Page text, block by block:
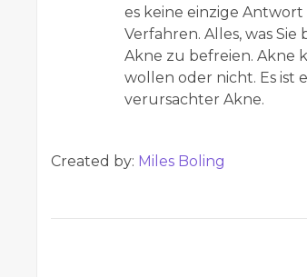
es keine einzige
Verfahren. Alles, was
Akne zu befreien. Akne
wollen oder nicht. Es ist
verursachter Akne.
Created by: Miles Boling